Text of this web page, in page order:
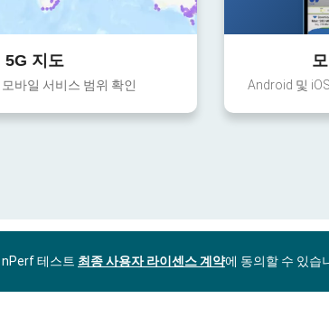
5G 지도
바일 서비스 범위 확인 Android 및
테스트 최종 사용자 라이센스 계약에 동의할 수 있습